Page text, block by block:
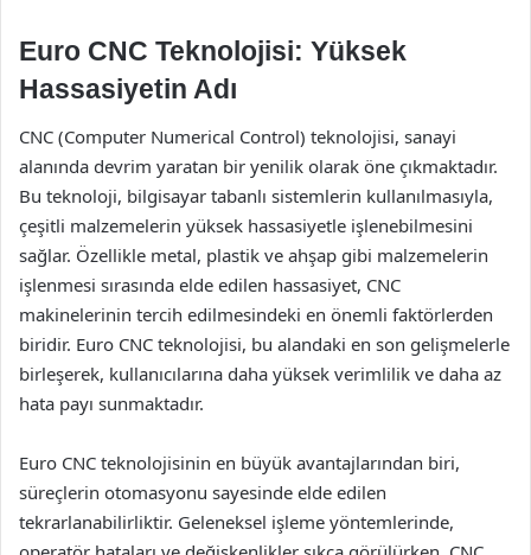
Euro CNC Teknolojisi: Yüksek
Hassasiyetin Adı
CNC (Computer Numerical Control) teknolojisi, sanayi
alanında devrim yaratan bir yenilik olarak öne çıkmaktadır.
Bu teknoloji, bilgisayar tabanlı sistemlerin kullanılmasıyla,
çeşitli malzemelerin yüksek hassasiyetle işlenebilmesini
sağlar. Özellikle metal, plastik ve ahşap gibi malzemelerin
işlenmesi sırasında elde edilen hassasiyet, CNC
makinelerinin tercih edilmesindeki en önemli faktörlerden
biridir. Euro CNC teknolojisi, bu alandaki en son gelişmelerle
birleşerek, kullanıcılarına daha yüksek verimlilik ve daha az
hata payı sunmaktadır.
Euro CNC teknolojisinin en büyük avantajlarından biri,
süreçlerin otomasyonu sayesinde elde edilen
tekrarlanabilirliktir. Geleneksel işleme yöntemlerinde,